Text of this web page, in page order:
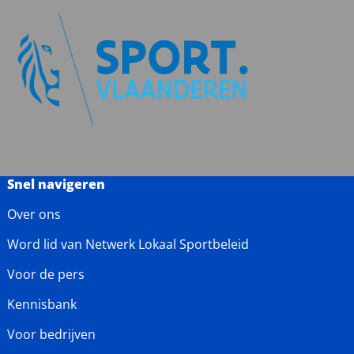
Snel navigeren
Over ons
Word lid van Netwerk Lokaal Sportbeleid
Voor de pers
Kennisbank
Voor bedrijven